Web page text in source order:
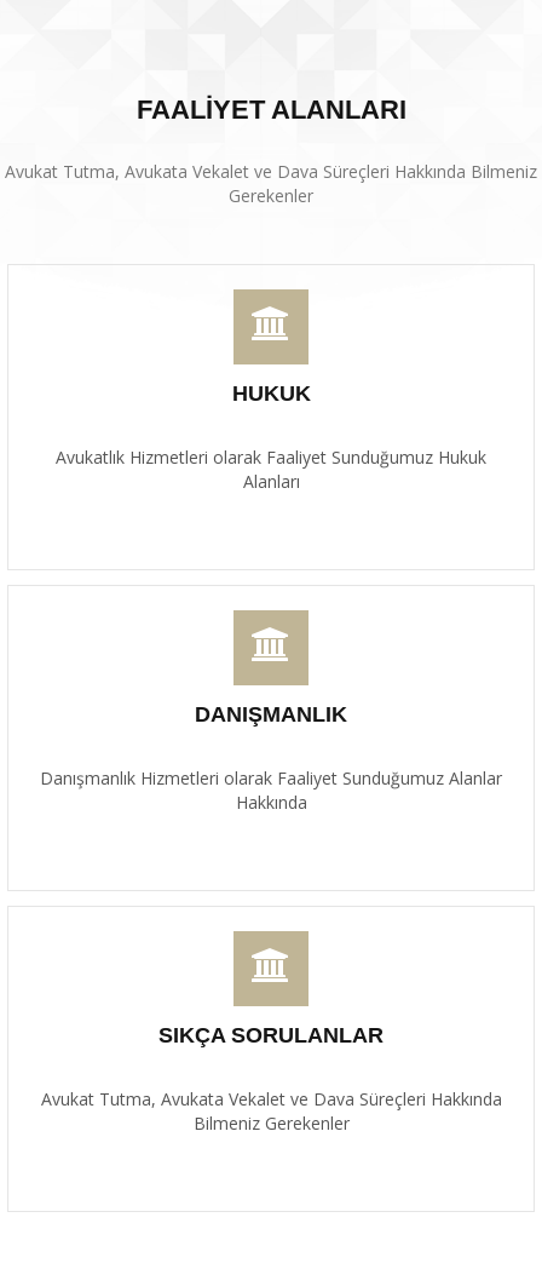
FAALİYET ALANLARI
Avukat Tutma, Avukata Vekalet ve Dava Süreçleri Hakkında Bilmeniz
Gerekenler
HUKUK
Avukatlık Hizmetleri olarak Faaliyet Sunduğumuz Hukuk
Alanları
DANIŞMANLIK
Danışmanlık Hizmetleri olarak Faaliyet Sunduğumuz Alanlar
Hakkında
SIKÇA SORULANLAR
Avukat Tutma, Avukata Vekalet ve Dava Süreçleri Hakkında
Bilmeniz Gerekenler